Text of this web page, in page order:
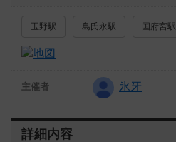
玉野駅 島氏永駅 国府宮駅
主催者 氷牙
詳細内容